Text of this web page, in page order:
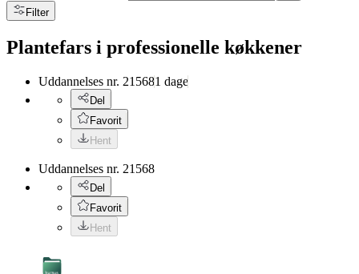
Filter
Plantefars i professionelle køkkener
Uddannelses nr. 215681 dage
Del
Favorit
Hent
Uddannelses nr. 21568
Del
Favorit
Hent